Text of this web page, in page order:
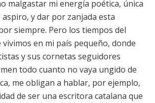
malgastar mi energía poética, única
aspiro, y dar por zanjada esta
siempre. Pero los tiempos del
en mi país pequeño, donde
y sus cornetas seguidores
todo cuanto no vaya ungido de
me obligan a hablar, por ejemplo,
de ser una escritora catalana que